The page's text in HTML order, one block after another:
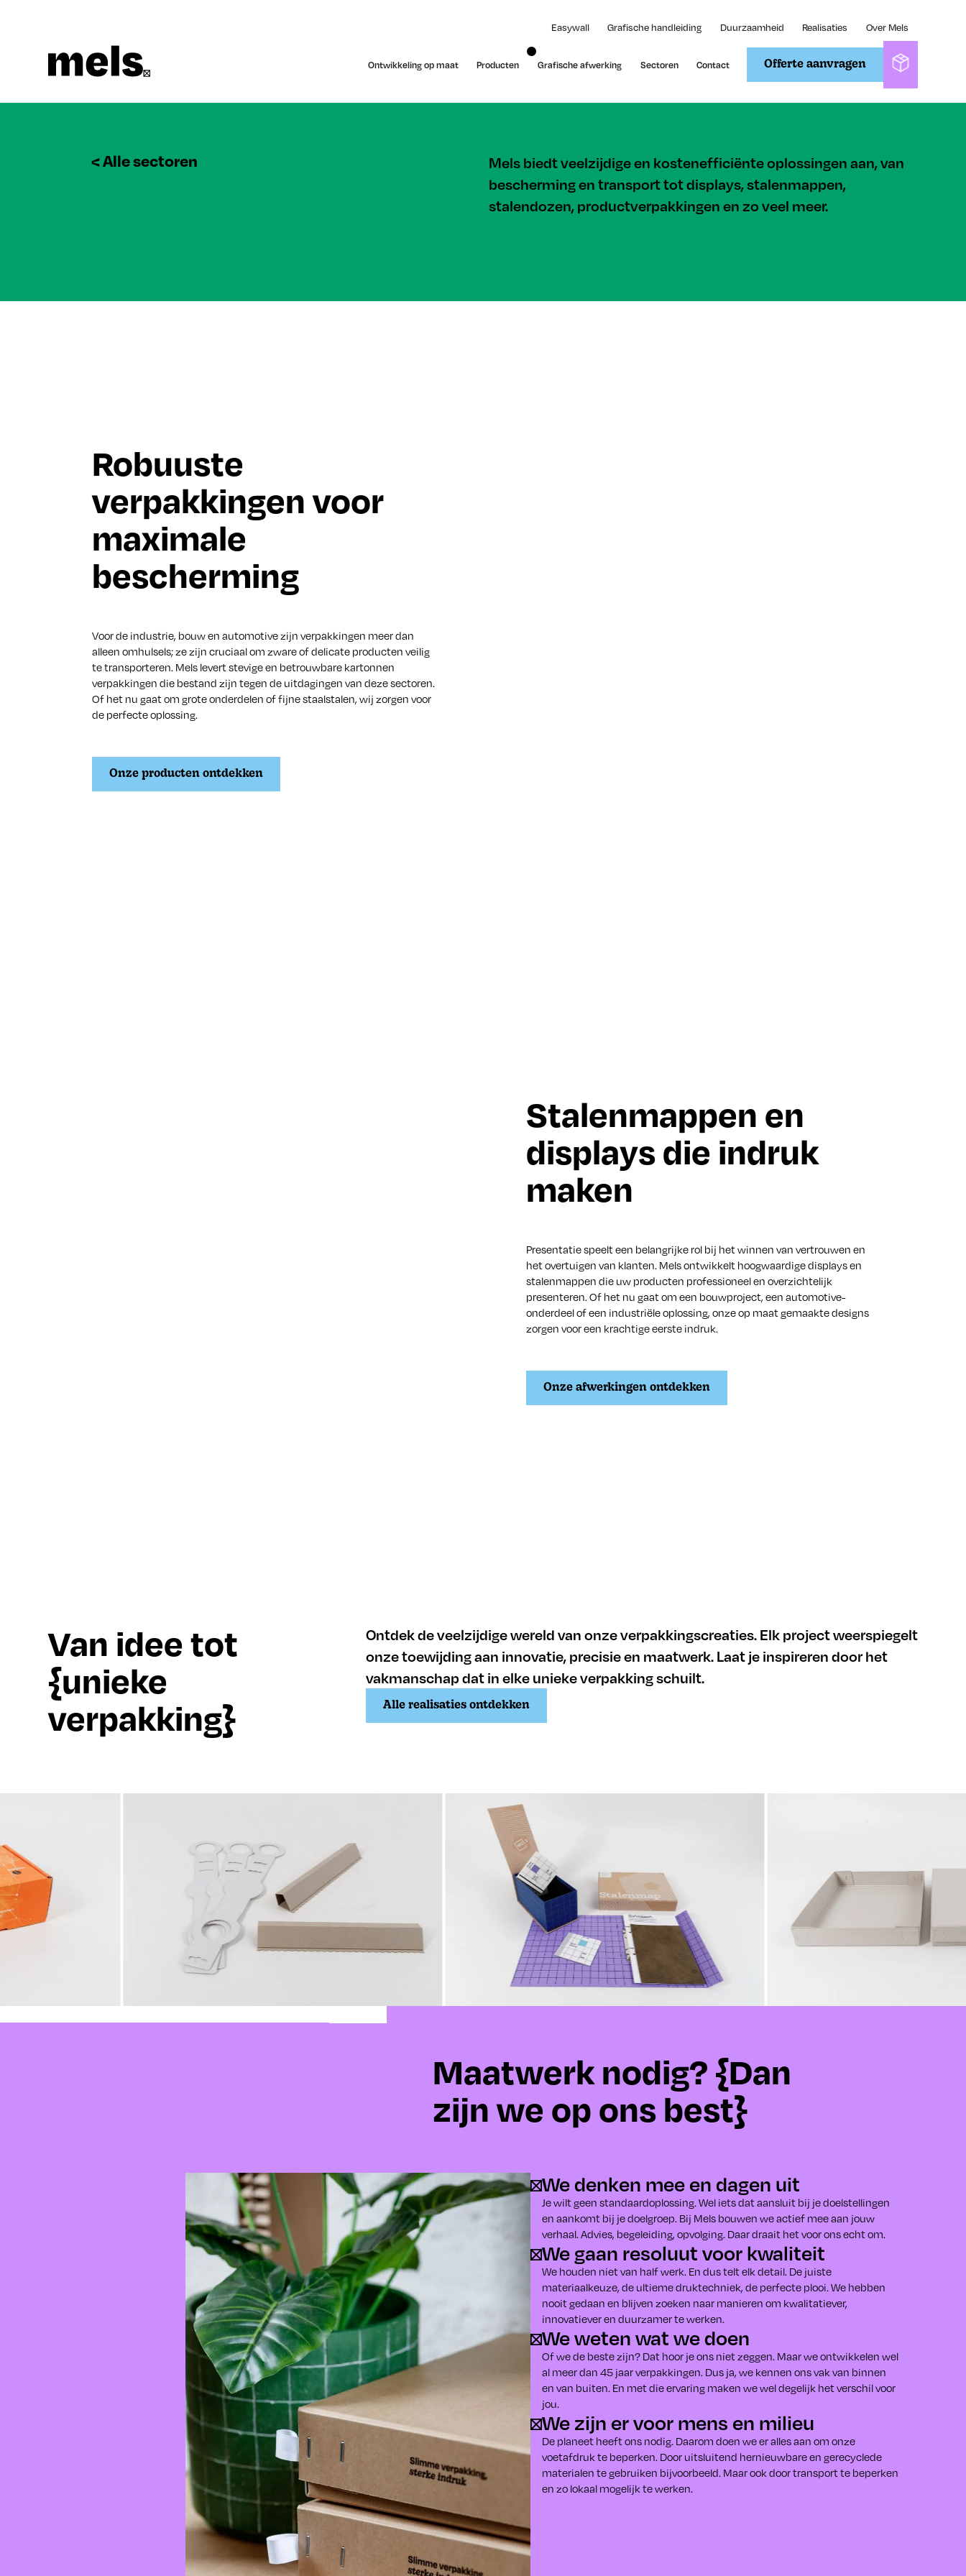
Easywall Grafische handleiding Duurzaamheid Realisaties Over Mels
Ontwikkeling op maat Producten Grafische afwerking Sectoren Contact Offerte aanvragen
< Alle sectoren
Mels biedt veelzijdige en kostenefficiënte oplossingen aan, van
bescherming en transport tot displays, stalenmappen,
stalendozen, productverpakkingen en zo veel meer.
Robuuste
verpakkingen voor
maximale
bescherming
Voor de industrie, bouw en automotive zijn verpakkingen meer dan
alleen omhulsels; ze zijn cruciaal om zware of delicate producten veilig
te transporteren. Mels levert stevige en betrouwbare kartonnen
verpakkingen die bestand zijn tegen de uitdagingen van deze sectoren.
Of het nu gaat om grote onderdelen of fijne staalstalen, wij zorgen voor
de perfecte oplossing.
Onze producten ontdekken
Stalenmappen en
displays die indruk
maken
Presentatie speelt een belangrijke rol bij het winnen van vertrouwen en
het overtuigen van klanten. Mels ontwikkelt hoogwaardige displays en
stalenmappen die uw producten professioneel en overzichtelijk
presenteren. Of het nu gaat om een bouwproject, een automotive-
onderdeel of een industriële oplossing, onze op maat gemaakte designs
zorgen voor een krachtige eerste indruk.
Onze afwerkingen ontdekken
Van idee tot
{unieke
verpakking}
Ontdek de veelzijdige wereld van onze verpakkingscreaties. Elk project weerspiegelt
onze toewijding aan innovatie, precisie en maatwerk. Laat je inspireren door het
vakmanschap dat in elke unieke verpakking schuilt.
Alle realisaties ontdekken
Maatwerk nodig? {Dan
zijn we op ons best}
We denken mee en dagen uit
Je wilt geen standaardoplossing. Wel iets dat aansluit bij je doelstellingen
en aankomt bij je doelgroep. Bij Mels bouwen we actief mee aan jouw
verhaal. Advies, begeleiding, opvolging. Daar draait het voor ons echt om.
We gaan resoluut voor kwaliteit
We houden niet van half werk. En dus telt elk detail. De juiste
materiaalkeuze, de ultieme druktechniek, de perfecte plooi. We hebben
nooit gedaan en blijven zoeken naar manieren om kwalitatiever,
innovatiever en duurzamer te werken.
We weten wat we doen
Of we de beste zijn? Dat hoor je ons niet zeggen. Maar we ontwikkelen wel
al meer dan 45 jaar verpakkingen. Dus ja, we kennen ons vak van binnen
en van buiten. En met die ervaring maken we wel degelijk het verschil voor
jou.
We zijn er voor mens en milieu
De planeet heeft ons nodig. Daarom doen we er alles aan om onze
voetafdruk te beperken. Door uitsluitend hernieuwbare en gerecyclede
materialen te gebruiken bijvoorbeeld. Maar ook door transport te beperken
en zo lokaal mogelijk te werken.